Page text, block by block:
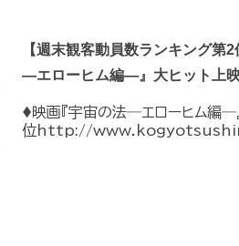
【週末観客動員数ランキング
―エローヒム編―』大ヒット上映
♦︎映画『宇宙の法―エローヒム編―
位http://